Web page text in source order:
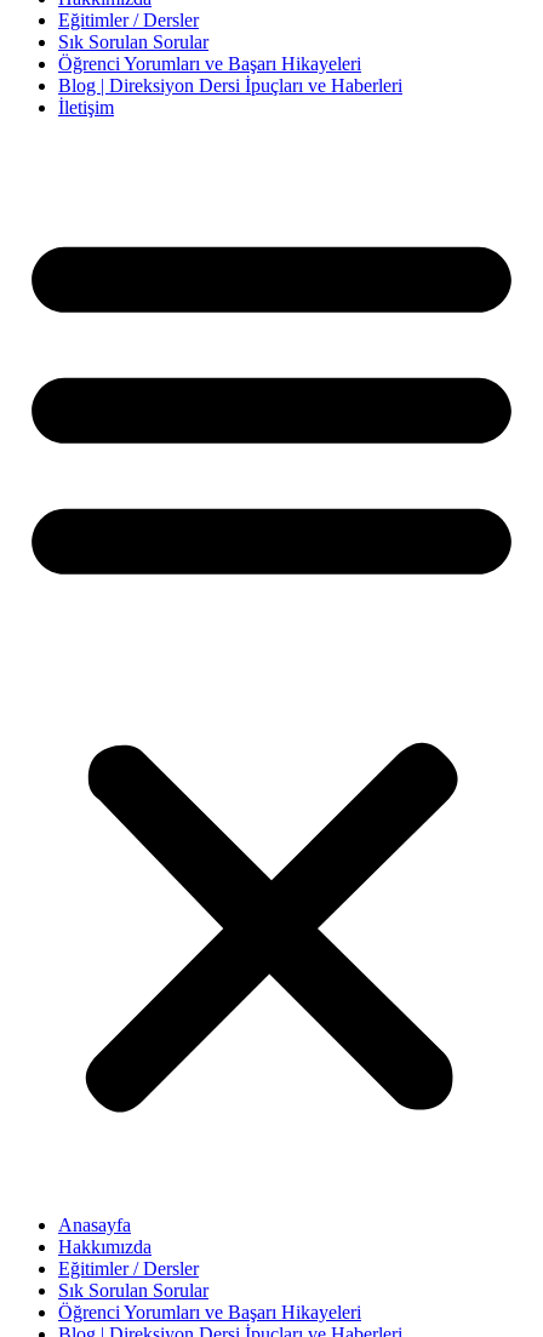
Eğitimler / Dersler
Sık Sorulan Sorular
Öğrenci Yorumları ve Başarı Hikayeleri
Blog | Direksiyon Dersi İpuçları ve Haberleri
İletişim
Anasayfa
Hakkımızda
Eğitimler / Dersler
Sık Sorulan Sorular
Öğrenci Yorumları ve Başarı Hikayeleri